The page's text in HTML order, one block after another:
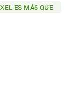
ES MÁS QUE